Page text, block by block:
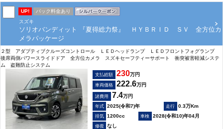
UP!
パック料金あり
スズキ
ソリオバンディット 『夏得総力祭』 ＨＹＢＲＩＤ ＳＶ 全方位カ
メラパッケージ
２型 アダプティブクルーズコントロール ＬＥＤヘッドランプ ＬＥＤフロントフォグランプ
後席両側パワースライドドア 全方位カメラ スズキセーフティーサポート 衝突被害軽減システ
ム 盗難防止システム
支払総額 230万円
車両価格 222.6万円
諸費用 7.4万円
2025(令和7)年
0.3万Km
1200cc
2028(令和10)年04月
なし